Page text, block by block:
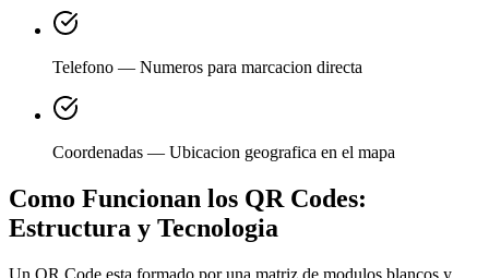
Telefono — Numeros para marcacion directa
Coordenadas — Ubicacion geografica en el mapa
Como Funcionan los QR Codes:
Estructura y Tecnologia